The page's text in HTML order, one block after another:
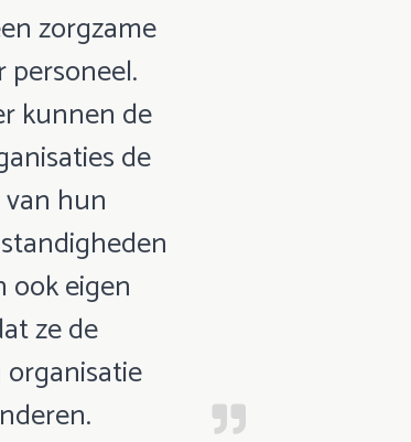
zorgzame
personeel.
kunnen de
de
hun
ook eigen
ze de